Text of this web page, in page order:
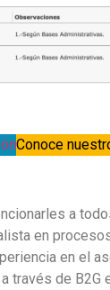
Conoce
a
en
en el
través de B2G